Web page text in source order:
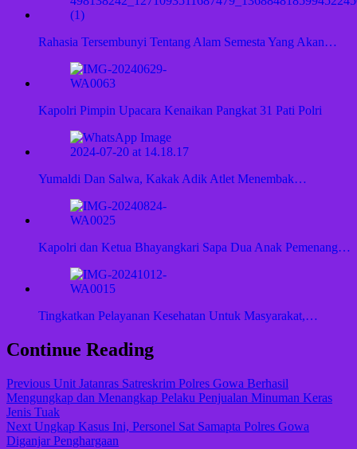
Rahasia Tersembunyi Tentang Alam Semesta Yang Akan…
Kapolri Pimpin Upacara Kenaikan Pangkat 31 Pati Polri
Yumaldi Dan Salwa, Kakak Adik Atlet Menembak…
Kapolri dan Ketua Bhayangkari Sapa Dua Anak Pemenang…
Tingkatkan Pelayanan Kesehatan Untuk Masyarakat,…
Continue Reading
Previous Unit Jatanras Satreskrim Polres Gowa Berhasil
Mengungkap dan Menangkap Pelaku Penjualan Minuman Keras
Jenis Tuak
Next Ungkap Kasus Ini, Personel Sat Samapta Polres Gowa
Diganjar Penghargaan